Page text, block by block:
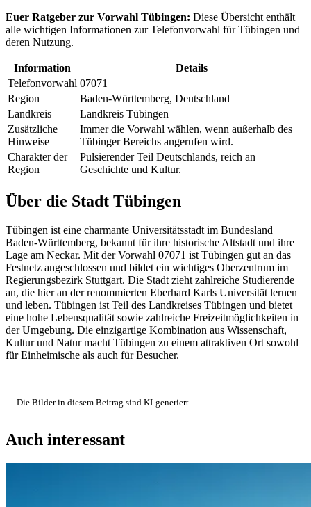
Euer Ratgeber zur Vorwahl Tübingen: Diese Übersicht enthält
alle wichtigen Informationen zur Telefonvorwahl für Tübingen und
deren Nutzung.
Information
Details
Telefonvorwahl 07071
Region
Baden-Württemberg, Deutschland
Landkreis
Landkreis Tübingen
Zusätzliche
Hinweise
Immer die Vorwahl wählen, wenn außerhalb des
Tübinger Bereichs angerufen wird.
Charakter der
Region
Pulsierender Teil Deutschlands, reich an
Geschichte und Kultur.
Über die Stadt Tübingen
Tübingen ist eine charmante Universitätsstadt im Bundesland
Baden-Württemberg, bekannt für ihre historische Altstadt und ihre
Lage am Neckar. Mit der Vorwahl 07071 ist Tübingen gut an das
Festnetz angeschlossen und bildet ein wichtiges Oberzentrum im
Regierungsbezirk Stuttgart. Die Stadt zieht zahlreiche Studierende
an, die hier an der renommierten Eberhard Karls Universität lernen
und leben. Tübingen ist Teil des Landkreises Tübingen und bietet
eine hohe Lebensqualität sowie zahlreiche Freizeitmöglichkeiten in
der Umgebung. Die einzigartige Kombination aus Wissenschaft,
Kultur und Natur macht Tübingen zu einem attraktiven Ort sowohl
für Einheimische als auch für Besucher.
Die Bilder in diesem Beitrag sind KI-generiert.
Auch interessant